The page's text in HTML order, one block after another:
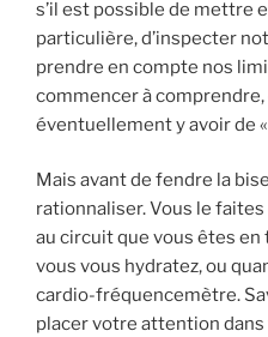
s’il est possible de mettre
particulière, d’inspecter
prendre en compte nos
commencer à comprendre,
éventuellement y avoir de
Mais avant de fendre la
rationnaliser. Vous le
au circuit que vous êtes en
vous vous hydratez, ou
cardio-fréquencemètre.
placer votre attention